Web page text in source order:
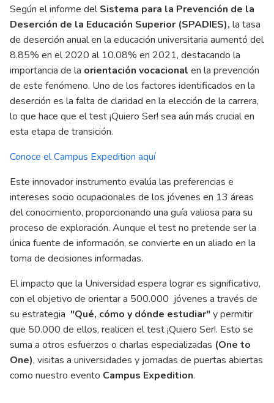
Según el informe delSistema para la Prevención de la
Deserción de la Educación Superior (SPADIES), la tasa
de deserción anual en la educación universitaria aumentó del
8.85% en el 2020 al 10.08% en 2021, destacando la
importancia de la orientación vocacional en la prevención
de este fenómeno. Uno de los factores identificados en la
deserción es la falta de claridad en la elección de la carrera,
lo que hace que el test ¡Quiero Ser! sea aún más crucial en
esta etapa de transición.
Conoce el Campus Expedition aquí
Este innovador instrumento evalúa las preferencias e
intereses socio ocupacionales de los jóvenes en 13 áreas
del conocimiento, proporcionando una guía valiosa para su
proceso de exploración. Aunque el testno pretende ser la
única fuente de información, se convierte en un aliado en la
toma de decisiones informadas.
El impacto que la Universidad espera lograr es significativo,
con el objetivo de orientar a 500.000 jóvenes a través de
su estrategia "Qué, cómo y dónde estudiar"y permitir
que 50.000 de ellos, realicen el test ¡Quiero Ser!. Esto se
suma a otros esfuerzos o charlas especializadas (One to
One), visitas a universidades y jornadas de puertas abiertas
como nuestro evento Campus Expedition.